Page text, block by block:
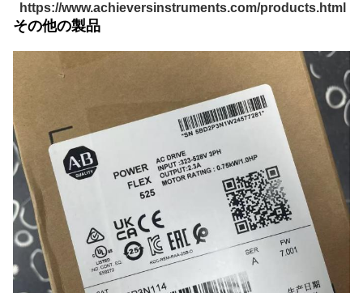
https://www.achieversinstruments.com/products.html
その他の製品